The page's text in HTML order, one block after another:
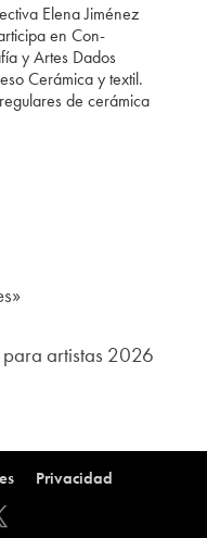
Elena Jiménez
en Con-
y Artes Dados
Cerámica y textil.
de cerámica
artistas 2026
Privacidad